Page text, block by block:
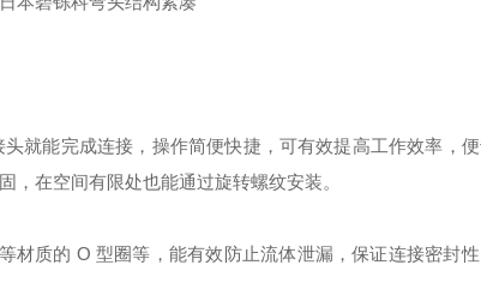
就能完成连接，操作简便快捷，可有效提高工作效率，
在空间有限处也能通过旋转螺纹安装。
材质的 O 型圈等，能有效防止流体泄漏，保证连接密封